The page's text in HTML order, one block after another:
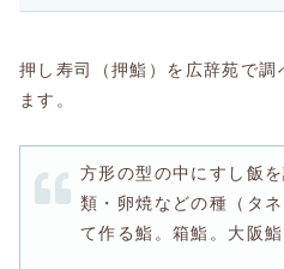
押し寿司（押鮨）を広辞苑で
ます。
方形の型の中にすし飯
類・卵焼などの種（タ
て作る鮨。箱鮨。大阪鮨